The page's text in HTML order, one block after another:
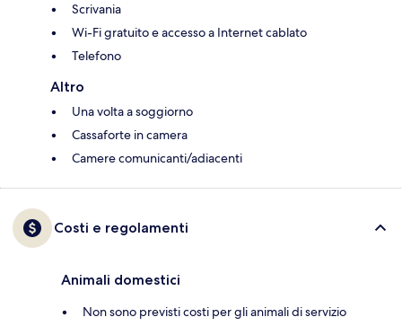
Scrivania
Wi-Fi gratuito e accesso a Internet cablato
Telefono
Altro
Una volta a soggiorno
Cassaforte in camera
Camere comunicanti/adiacenti
Costi e regolamenti
Animali domestici
Non sono previsti costi per gli animali di servizio